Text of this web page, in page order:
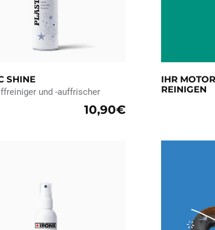
SHINE
und -auffrischer
10,90€
IHR
REINIGEN